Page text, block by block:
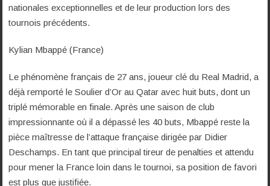
nationales exceptionnelles et de leur production lors des
tournois précédents.
Kylian Mbappé (France)
Le phénomène français de 27 ans, joueur clé du Real Madrid, a
déjà remporté le Soulier d’Or au Qatar avec huit buts, dont un
triplé mémorable en finale. Après une saison de club
impressionnante où il a dépassé les 40 buts, Mbappé reste la
pièce maîtresse de l’attaque française dirigée par Didier
Deschamps. En tant que principal tireur de penalties et attendu
pour mener la France loin dans le tournoi, sa position de favori
est plus que justifiée.